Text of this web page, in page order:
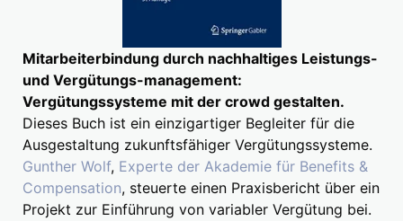
Mitarbeiterbindung durch nachhaltiges Leistungs-
und Vergütungs-management:
Vergütungssysteme mit der crowd gestalten.
Dieses Buch ist ein einzigartiger Begleiter für die
Ausgestaltung zukunftsfähiger Vergütungssysteme.
Gunther Wolf, Experte der Akademie für Benefits &
Compensation, steuerte einen Praxisbericht über ein
Projekt zur Einführung von variabler Vergütung bei.